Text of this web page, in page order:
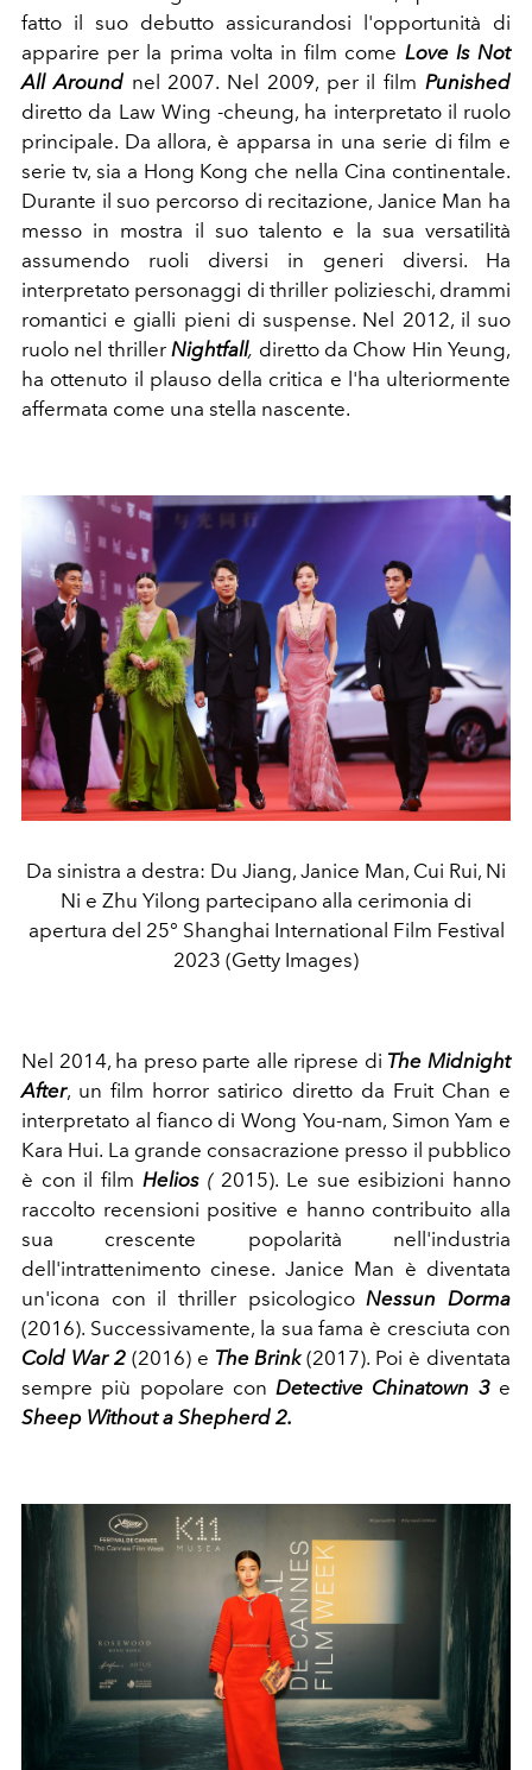
fatto il suo debutto assicurandosi l'opportunità di
apparire per la prima volta in film come Love Is Not
All Aroundnel 2007. Nel 2009, per il filmPunished
diretto da Law Wing -cheung, ha interpretato il ruolo
principale. Da allora, è apparsa in una serie di film e
serie tv, sia a Hong Kong che nella Cina continentale.
Durante il suo percorso di recitazione, Janice Man ha
messo in mostra il suo talento e la sua versatilità
assumendo ruoli diversi in generi diversi. Ha
interpretato personaggi di thriller polizieschi, drammi
romantici e gialli pieni di suspense. Nel 2012, il suo
ruolo nel thrillerNightfall, diretto da Chow Hin Yeung,
ha ottenuto il plauso della critica e l'ha ulteriormente
affermata come una stella nascente.
Da sinistra a destra: Du Jiang, Janice Man, Cui Rui, Ni
Ni e Zhu Yilong partecipano alla cerimonia di
apertura del 25° Shanghai International Film Festival
2023 (Getty Images)
Nel 2014, ha preso parte alle riprese di The Midnight
After, un film horror satirico diretto da Fruit Chan e
interpretato al fianco di Wong You-nam, Simon Yam e
Kara Hui. La grande consacrazione presso il pubblico
è con il film Helios (2015). Le sue esibizioni hanno
raccolto recensioni positive e hanno contribuito alla
sua crescente popolarità nell'industria
dell'intrattenimento cinese. Janice Man è diventata
un'icona con il thriller psicologicoNessun Dorma
(2016). Successivamente, la sua fama è cresciuta con
Cold War 2 (2016) e The Brink(2017). Poi è diventata
sempre più popolare con Detective Chinatown 3 e
Sheep Without a Shepherd 2.